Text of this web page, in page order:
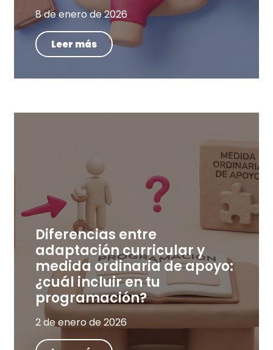
8 de enero de 2026
Leer más
Diferencias entre
adaptación curricular y
medida ordinaria de apoyo:
¿cuál incluir en tu
programación?
2 de enero de 2026